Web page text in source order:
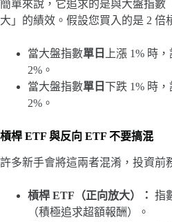
簡單來說，它追求的是與大盤指數
大」的績效。假設您買入的是 2 倍
當大盤指數單日
上漲 1% 時
2%。
當大盤指數單日 下跌 1% 時
2%。
槓桿 ETF 與反向 ETF 不要搞混
許多新手會將這兩者混淆，投資前
槓桿 ETF（正向放大）： 指
（積極追求超額報酬）。